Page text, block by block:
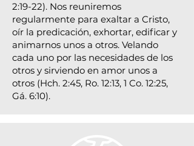
2:19-22). Nos reuniremos
regularmente para exaltar a Cristo,
oír la predicación, exhortar, edificar y
animarnos unos a otros. Velando
cada uno por las necesidades de los
otros y sirviendo en amor unos a
otros (Hch. 2:45, Ro. 12:13, 1 Co. 12:25,
Gá. 6:10).